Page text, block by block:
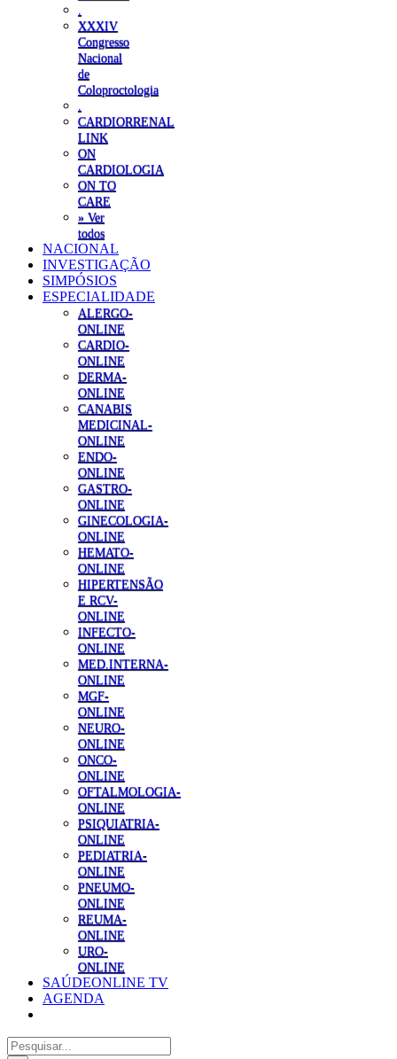
XXXIV
Congresso
Nacional
de
Coloproctologia
CARDIORRENAL
LINK
ON
CARDIOLOGIA
ON TO
CARE
» Ver
todos
NACIONAL
INVESTIGAÇÃO
SIMPÓSIOS
ESPECIALIDADE
ALERGO-
ONLINE
CARDIO-
ONLINE
DERMA-
ONLINE
CANABIS
MEDICINAL-
ONLINE
ENDO-
ONLINE
GASTRO-
ONLINE
GINECOLOGIA-
ONLINE
HEMATO-
ONLINE
HIPERTENSÃO
E RCV-
ONLINE
INFECTO-
ONLINE
MED.INTERNA-
ONLINE
MGF-
ONLINE
NEURO-
ONLINE
ONCO-
ONLINE
OFTALMOLOGIA-
ONLINE
PSIQUIATRIA-
ONLINE
PEDIATRIA-
ONLINE
PNEUMO-
ONLINE
REUMA-
ONLINE
URO-
ONLINE
SAÚDEONLINE TV
AGENDA
Pesquisar